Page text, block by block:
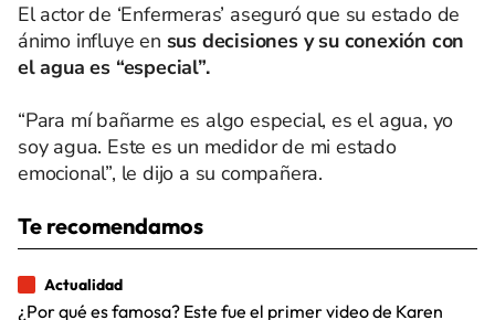
El actor de ‘Enfermeras’ aseguró que su estado de
ánimo influye en sus decisiones y su conexión con
el agua es “especial”.
“Para mí bañarme es algo especial, es el agua, yo
soy agua. Este es un medidor de mi estado
emocional”, le dijo a su compañera.
Te recomendamos
Actualidad
¿Por qué es famosa? Este fue el primer video de Karen